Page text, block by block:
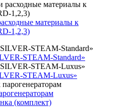
материалы к
1,2,3)
STEAM-Standard»
STEAM-Luxus»
(комплект)